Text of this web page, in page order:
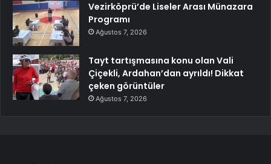
Vezirköprü’de Liseler Arası Münazara
Programı
Ağustos 7, 2026
Tayt tartışmasına konu olan Vali
Çiçekli, Ardahan’dan ayrıldı! Dikkat
çeken görüntüler
Ağustos 7, 2026